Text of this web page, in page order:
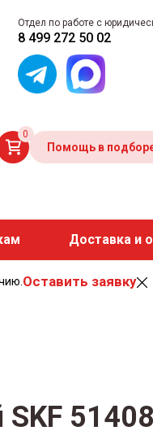
Отдел по работе с
8 499 272 50 02
0
Помощь в
Доставка и
Оставить заявку
51408